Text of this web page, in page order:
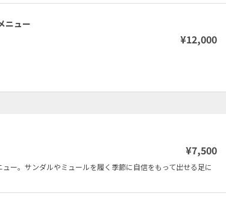
ニュー
¥12,000
¥7,500
ー。サンダルやミュールを履く季節に自信をもって出せる足に